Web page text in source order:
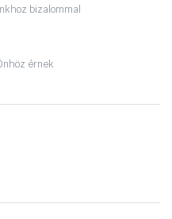
bizalommal
érnek